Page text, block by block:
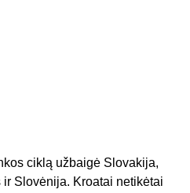
ciklą užbaigė Slovakija,
Slovėnija. Kroatai netikėtai